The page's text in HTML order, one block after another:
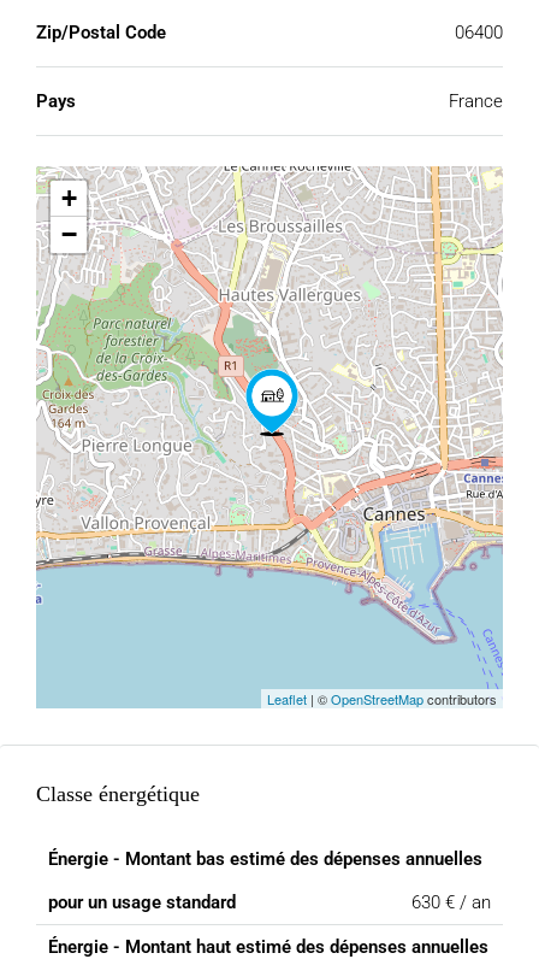
Zip/Postal Code 06400
Pays France
+
−
Leaflet | ©OpenStreetMapcontributors
Classe énergétique
Énergie - Montant bas estimé des dépenses annuelles
pour un usage standard
630 € / an
Énergie - Montant haut estimé des dépenses annuelles